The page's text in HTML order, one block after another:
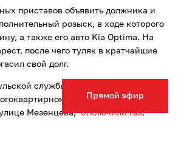
Прямой эфир
приставов объявить должника и
розыск, в ходе которого
а также его авто Kia Optima. На
после чего туляк в кратчайшие
свой долг.
службы новостей сообщалось о
доме №32,
Мезенцева,отключили газ.